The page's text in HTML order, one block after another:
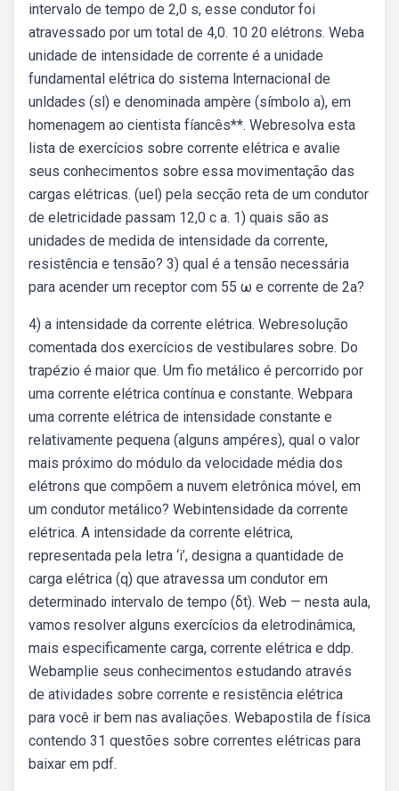
intervalo de tempo de 2,0 s, esse condutor foi
atravessado por um total de 4,0. 10 20 elétrons. Weba
unidade de intensidade de corrente é a unidade
fundamental elétrica do sistema lnternacional de
unldades (sl) e denominada ampère (símbolo a), em
homenagem ao cientista fíancês**. Webresolva esta
lista de exercícios sobre corrente elétrica e avalie
seus conhecimentos sobre essa movimentação das
cargas elétricas. (uel) pela secção reta de um condutor
de eletricidade passam 12,0 c a. 1) quais são as
unidades de medida de intensidade da corrente,
resistência e tensão? 3) qual é a tensão necessária
para acender um receptor com 55 ω e corrente de 2a?
4) a intensidade da corrente elétrica. Webresolução
comentada dos exercícios de vestibulares sobre. Do
trapézio é maior que. Um fio metálico é percorrido por
uma corrente elétrica contínua e constante. Webpara
uma corrente elétrica de intensidade constante e
relativamente pequena (alguns ampéres), qual o valor
mais próximo do módulo da velocidade média dos
elétrons que compõem a nuvem eletrônica móvel, em
um condutor metálico? Webintensidade da corrente
elétrica. A intensidade da corrente elétrica,
representada pela letra ‘i’, designa a quantidade de
carga elétrica (q) que atravessa um condutor em
determinado intervalo de tempo (δt). Web — nesta aula,
vamos resolver alguns exercícios da eletrodinâmica,
mais especificamente carga, corrente elétrica e ddp.
Webamplie seus conhecimentos estudando através
de atividades sobre corrente e resistência elétrica
para você ir bem nas avaliações. Webapostila de física
contendo 31 questões sobre correntes elétricas para
baixar em pdf.